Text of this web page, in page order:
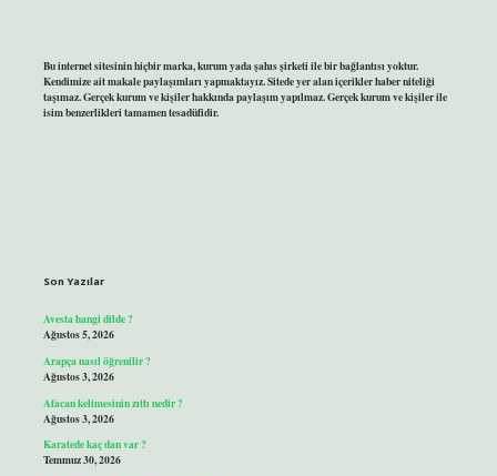
Bu internet sitesinin hiçbir marka, kurum yada şahıs şirketi ile bir bağlantısı yoktur.
Kendimize ait makale paylaşımları yapmaktayız. Sitede yer alan içerikler haber niteliği
taşımaz. Gerçek kurum ve kişiler hakkında paylaşım yapılmaz. Gerçek kurum ve kişiler ile
isim benzerlikleri tamamen tesadüfidir.
Son Yazılar
Avesta hangi dilde ?
Ağustos 5, 2026
Arapça nasıl öğrenilir ?
Ağustos 3, 2026
Afacan kelimesinin zıttı nedir ?
Ağustos 3, 2026
Karatede kaç dan var ?
Temmuz 30, 2026